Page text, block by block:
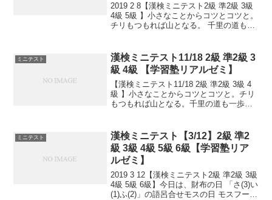
2019 2 8【漢検ミニテスト2級 準2級 3級
4級 5級 】小さなことからコツとコツと。
チリもつもれば山となる。 千里の道も一
熟語問題などの出来具合が合否...
ミニテスト
漢検ミニテスト11/18 2級 準2級 3
級 4級 【学習塾リアルゼミ】
【漢検ミニテスト11/18 2級 準2級 3級 4
級 】小さなことからコツとコツと。チリ
もつもれば山となる。千里の道も一歩か
ミニテスト
漢検ミニテスト【3/12】2級 準2
級 3級 4級 5級 6級【学習塾リア
ルゼミ】
2019 3 12【漢検ミニテスト2級 準2級 3級
4級 5級 6級】今日は、財布の日 「さ(3)い
(1)ふ(2)」の語呂合せモスの日 モスフード